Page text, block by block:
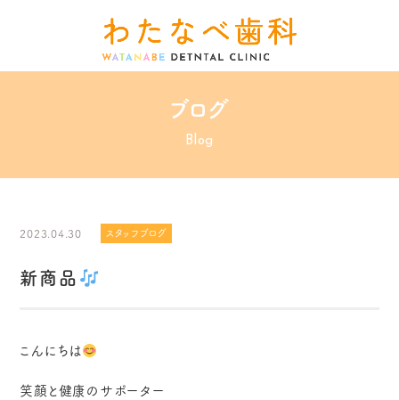
ブログ
Blog
2023.04.30 スタッフブログ
新商品
こんにちは
笑顔と健康のサポーター